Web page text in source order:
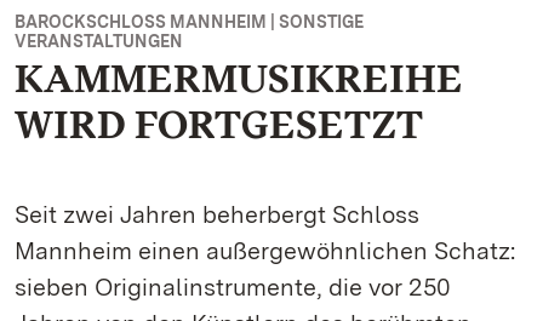
BAROCKSCHLOSS MANNHEIM | SONSTIGE
VERANSTALTUNGEN
KAMMERMUSIKREIHE
WIRD FORTGESETZT
Seit zwei Jahren beherbergt Schloss
Mannheim einen außergewöhnlichen Schatz:
sieben Originalinstrumente, die vor 250